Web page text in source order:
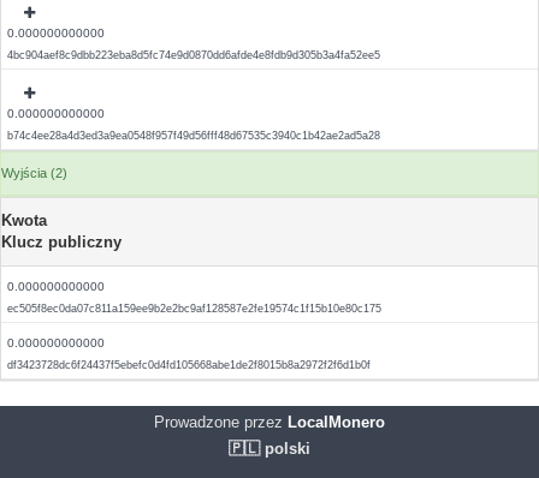
0.000000000000
4bc904aef8c9dbb223eba8d5fc74e9d0870dd6afde4e8fdb9d305b3a4fa52ee5
0.000000000000
b74c4ee28a4d3ed3a9ea0548f957f49d56fff48d67535c3940c1b42ae2ad5a28
Wyjścia (2)
Kwota
Klucz publiczny
0.000000000000
ec505f8ec0da07c811a159ee9b2e2bc9af128587e2fe19574c1f15b10e80c175
0.000000000000
df3423728dc6f24437f5ebefc0d4fd105668abe1de2f8015b8a2972f2f6d1b0f
Prowadzone przez LocalMonero
🇵🇱 polski